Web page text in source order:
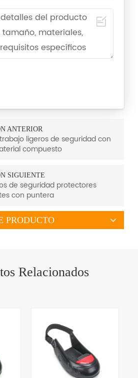
ANTERIOR
ligeros de seguridad con
compuesto
SIGUIENTE
de seguridad protectores
con puntera
PRODUCTO
Relacionados